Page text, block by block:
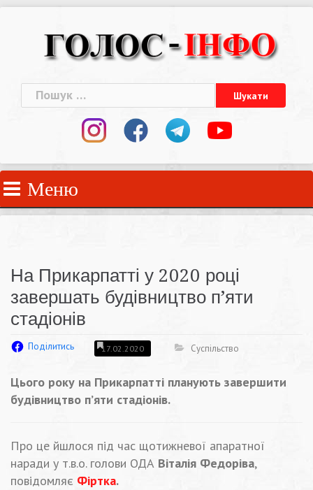
Пошук:
Меню
На Прикарпатті у 2020 році
завершать будівництво п’яти
стадіонів
Поділитись 17.02.2020 Суспільство
Цього року на Прикарпатті планують завершити
будівництво п’яти стадіонів.
Про це йшлося під час щотижневої апаратної
наради у т.в.о. голови ОДА Віталія Федоріва,
повідомляє Фіртка.